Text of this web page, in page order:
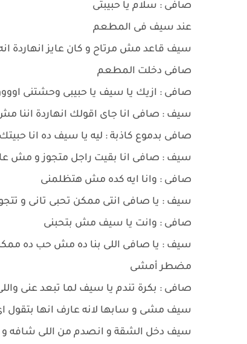
صافى : سلام يا حبيبتى
عند سيف فى المطعم
سيف قاعد مش مرتاح و كان عايز انهاردة
صافى دخلت المطعم
صافى : ازيك يا سيف يا حبيبى وحشتنى
سيف : صافى انا جاى اقولك انهاردة اننا
صافى بدموع كاذبة : ليه يا سيف ده انا
سيف : صافى انا بقيت راجل متجوز و مش
صافى : وانا ايه كده مش هتظلمنى
سيف : يا صافى انتى ممكن تحبى تانى و
صافى : وانت يا سيف مش بتحبنى
سيف : يا صافى اللى بنا ده مش حب ده
مضطر أمشى
صافى : بكرة تندم يا سيف لما تبعد عنى
سيف مشى و سابها لانه عارف انها بتقول
سيف دخل الشقة و انصدم من اللى شافه